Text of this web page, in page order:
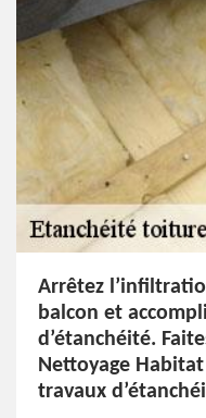
Arrêtez
balcon et
d’étanchéité.
Nettoyage
travaux